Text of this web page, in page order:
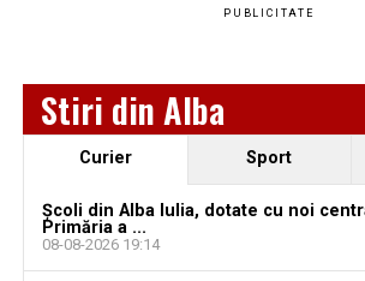
august 2026. AJOFM Alba a
vacante
Locuri de muncă în Galda de Jos,
vacante
Locuri de muncă în Teiuș,
PUBLICITATE
Stiri din Alba
Curier Sport
Școli din Alba Iulia, dotate cu noi
Primăria a ...
08-08-2026 19:14